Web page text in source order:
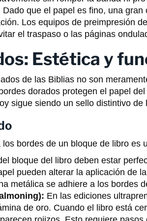
Dado que el papel es fino, una
Los equipos de preimpresión
el traspaso o las páginas
Estética y
de las Biblias no son
dorados protegen el papel
sigue siendo un sello distintivo
bordes de un bloque de libro es
bloque del libro deben estar
pueden alterar la aplicación de
metálica se adhiere a los bordes
En las ediciones
de oro. Cuando el libro está